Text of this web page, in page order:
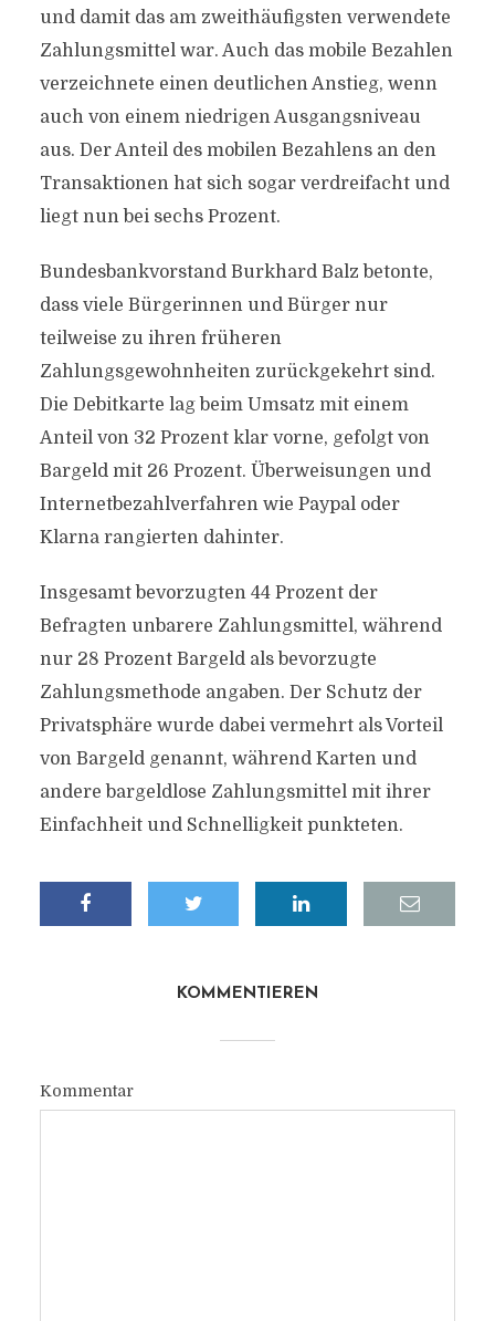
und damit das am zweithäufigsten verwendete
Zahlungsmittel war. Auch das mobile Bezahlen
verzeichnete einen deutlichen Anstieg, wenn
auch von einem niedrigen Ausgangsniveau
aus. Der Anteil des mobilen Bezahlens an den
Transaktionen hat sich sogar verdreifacht und
liegt nun bei sechs Prozent.
Bundesbankvorstand Burkhard Balz betonte,
dass viele Bürgerinnen und Bürger nur
teilweise zu ihren früheren
Zahlungsgewohnheiten zurückgekehrt sind.
Die Debitkarte lag beim Umsatz mit einem
Anteil von 32 Prozent klar vorne, gefolgt von
Bargeld mit 26 Prozent. Überweisungen und
Internetbezahlverfahren wie Paypal oder
Klarna rangierten dahinter.
Insgesamt bevorzugten 44 Prozent der
Befragten unbarere Zahlungsmittel, während
nur 28 Prozent Bargeld als bevorzugte
Zahlungsmethode angaben. Der Schutz der
Privatsphäre wurde dabei vermehrt als Vorteil
von Bargeld genannt, während Karten und
andere bargeldlose Zahlungsmittel mit ihrer
Einfachheit und Schnelligkeit punkteten.
KOMMENTIEREN
Kommentar